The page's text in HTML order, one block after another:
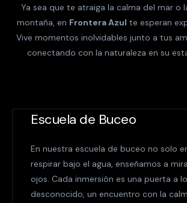
Ya sea que te atraiga la calma del mar o
montaña, en Frontera Azul te esperan
Vive momentos inolvidables junto a tus
conectando con la naturaleza en su
Escuela de Buceo
En nuestra escuela de buceo no solo
respirar bajo el agua, enseñamos a
ojos. Cada inmersión es una puerta a lo
desconocido, un encuentro con la